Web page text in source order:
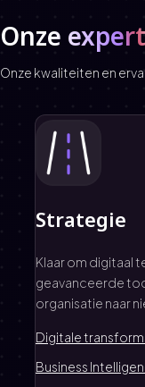
Onze
Onze kwaliteiten en
Strategie
Klaar om digitaal
geavanceerde
organisatie naar
Digitale
Business